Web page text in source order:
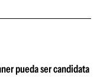
pueda ser candidata